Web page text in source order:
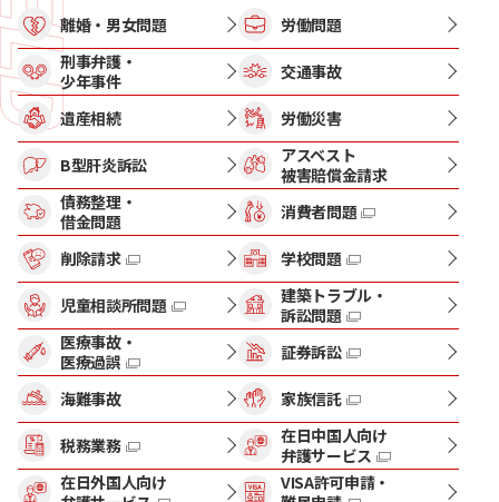
離婚・男女問題
労働問題
刑事弁護・
少年事件
交通事故
遺産相続 労働災害
B型肝炎訴訟
アスベスト
被害賠償金請求
債務整理・
借金問題
消費者問題
削除請求 学校問題
児童相談所問題
建築トラブル・
訴訟問題
医療事故・
医療過誤
証券訴訟
海難事故 家族信託
税務業務
在日中国人向け
弁護サービス
在日外国人向け
VISA許可申請・